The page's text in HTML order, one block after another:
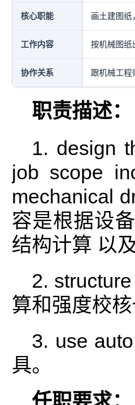
核心职能 画土建图纸
工作内容 按机械图纸
协作关系 跟机械工程
职责描述：
1. design
job scope
mechanical
容是根据设
结构计算 以
2.
算和强度校
3. use
具。